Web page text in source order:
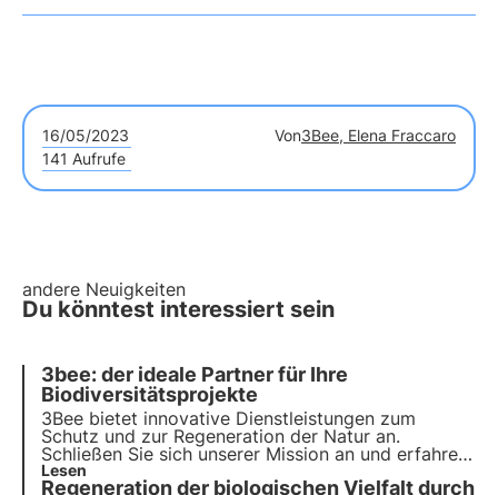
16/05/2023 Von3Bee, Elena Fraccaro
141 Aufrufe
andere Neuigkeiten
Du könntest interessiert sein
3bee: der ideale Partner für Ihre
Biodiversitätsprojekte
3Bee bietet innovative Dienstleistungen zum
Schutz und zur Regeneration der Natur an.
Schließen Sie sich unserer Mission an und erfahren
Sie, wie Technologie und Nachhaltigkeit
zusammenkommen, um eine grünere Zukunft für
Lesen
Regeneration der biologischen Vielfalt durch